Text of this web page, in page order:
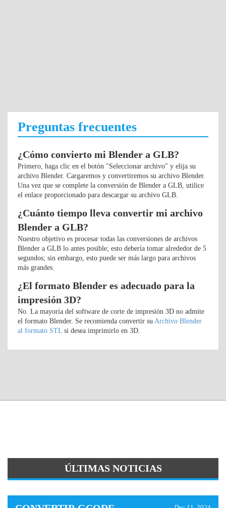
Preguntas frecuentes
¿Cómo convierto mi Blender a GLB?
Primero, haga clic en el botón "Seleccionar archivo" y elija su
archivo Blender. Cargaremos y convertiremos su archivo Blender.
Una vez que se complete la conversión de Blender a GLB, utilice
el enlace proporcionado para descargar su archivo GLB.
¿Cuánto tiempo lleva convertir mi archivo
Blender a GLB?
Nuestro objetivo es procesar todas las conversiones de archivos
Blender a GLB lo antes posible; esto debería tomar alrededor de 5
segundos; sin embargo, esto puede ser más largo para archivos
más grandes.
¿El formato Blender es adecuado para la
impresión 3D?
No. La mayoría del software de corte de impresión 3D no admite
el formato Blender. Se recomienda convertir su Archivo Blender
al formato STL si desea imprimirlo en 3D.
ÚLTIMAS NOTICIAS